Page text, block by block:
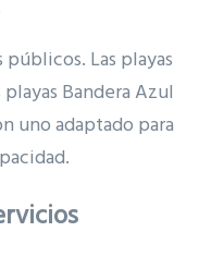
Las playas
Bandera Azul
uno adaptado para